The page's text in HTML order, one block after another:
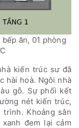
ăn, 01 phòng
kiến trúc sư đã
hài hoà. Ngôi nhà
gỗ. Sự phối kết
nét kiến trúc,
Khoảng sân
đem lại cảm